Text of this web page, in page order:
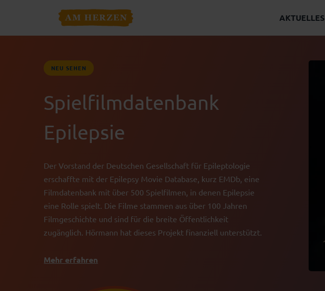
AKTUELLES
NEU SEHEN
Spielfilmdatenbank
Epilepsie
Der Vorstand der Deutschen Gesellschaft für Epileptologie
erschaffte mit der Epilepsy Movie Database, kurz EMDb, eine
Filmdatenbank mit über 500 Spielfilmen, in denen Epilepsie
eine Rolle spielt. Die Filme stammen aus über 100 Jahren
Filmgeschichte und sind für die breite Öffentlichkeit
zugänglich. Hörmann hat dieses Projekt finanziell unterstützt.
Mehr erfahren